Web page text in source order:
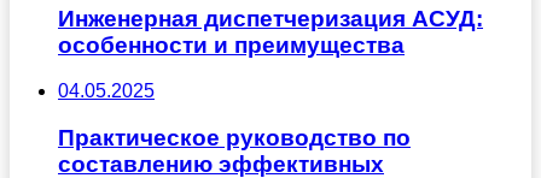
Инженерная диспетчеризация АСУД:
особенности и преимущества
04.05.2025
Практическое руководство по
составлению эффективных